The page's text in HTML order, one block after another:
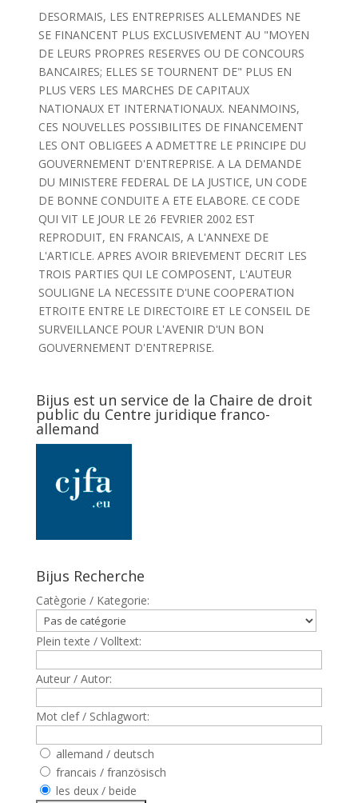
DESORMAIS, LES ENTREPRISES ALLEMANDES NE
SE FINANCENT PLUS EXCLUSIVEMENT AU "MOYEN
DE LEURS PROPRES RESERVES OU DE CONCOURS
BANCAIRES; ELLES SE TOURNENT DE" PLUS EN
PLUS VERS LES MARCHES DE CAPITAUX
NATIONAUX ET INTERNATIONAUX. NEANMOINS,
CES NOUVELLES POSSIBILITES DE FINANCEMENT
LES ONT OBLIGEES A ADMETTRE LE PRINCIPE DU
GOUVERNEMENT D'ENTREPRISE. A LA DEMANDE
DU MINISTERE FEDERAL DE LA JUSTICE, UN CODE
DE BONNE CONDUITE A ETE ELABORE. CE CODE
QUI VIT LE JOUR LE 26 FEVRIER 2002 EST
REPRODUIT, EN FRANCAIS, A L'ANNEXE DE
L'ARTICLE. APRES AVOIR BRIEVEMENT DECRIT LES
TROIS PARTIES QUI LE COMPOSENT, L'AUTEUR
SOULIGNE LA NECESSITE D'UNE COOPERATION
ETROITE ENTRE LE DIRECTOIRE ET LE CONSEIL DE
SURVEILLANCE POUR L'AVENIR D'UN BON
GOUVERNEMENT D'ENTREPRISE.
Bijus est un service de la Chaire de droit
public du Centre juridique franco-
allemand
Bijus Recherche
Catègorie / Kategorie:
Plein texte / Volltext:
Auteur / Autor:
Mot clef / Schlagwort:
allemand / deutsch
francais / französisch
les deux / beide